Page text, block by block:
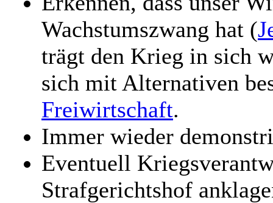
Wachstumszwang hat (
trägt den Krieg in sich
sich mit Alternativen
Freiwirtschaft.
Immer wieder
Eventuell
Strafgerichtshof